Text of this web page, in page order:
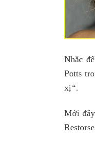
Nhắc
Potts
xị“.
Mới